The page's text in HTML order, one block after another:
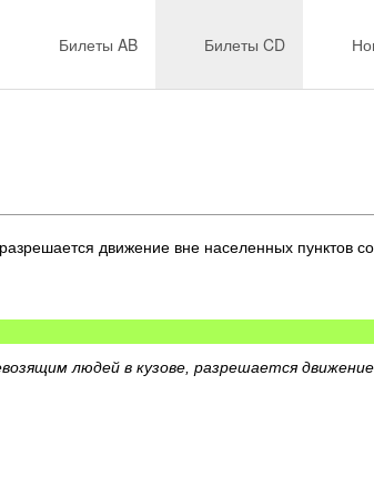
Билеты AB Билеты CD
движение вне населенных пунктов
людей в кузове, разрешается